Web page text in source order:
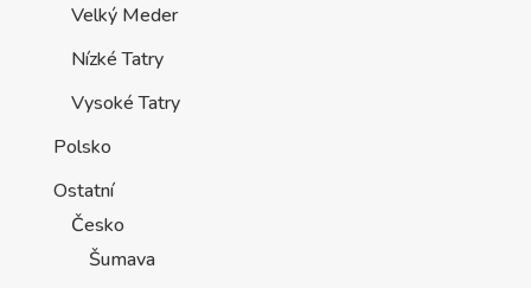
Velký Meder
Nízké Tatry
Vysoké Tatry
Polsko
Ostatní
Česko
Šumava